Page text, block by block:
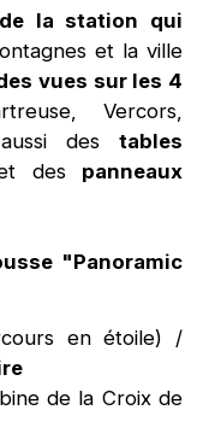
la station qui
et la ville
vues sur les 4
Vercors,
aussi destables
des panneaux
"Panoramic
en étoile) /
de la Croix de